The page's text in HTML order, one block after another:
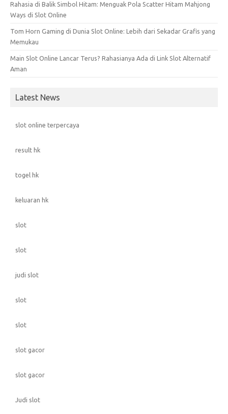
Rahasia di Balik Simbol Hitam: Menguak Pola Scatter Hitam Mahjong
Ways di Slot Online
Tom Horn Gaming di Dunia Slot Online: Lebih dari Sekadar Grafis yang
Memukau
Main Slot Online Lancar Terus? Rahasianya Ada di Link Slot Alternatif
Aman
Latest News
slot online terpercaya
result hk
togel hk
keluaran hk
slot
slot
judi slot
slot
slot
slot gacor
slot gacor
Judi slot